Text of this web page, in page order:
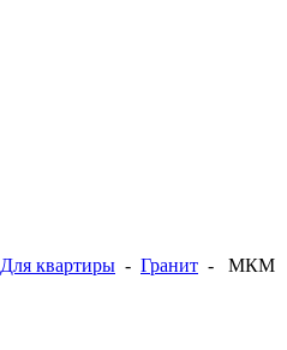
Для квартиры - Гранит - МКМ